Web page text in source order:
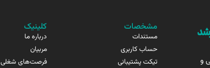
و
مشخصات
مستندات
حساب کاربری
تیکت پشتیبانی
کلینیک
درباره ما
مربیان
فرصت‌های شغلی